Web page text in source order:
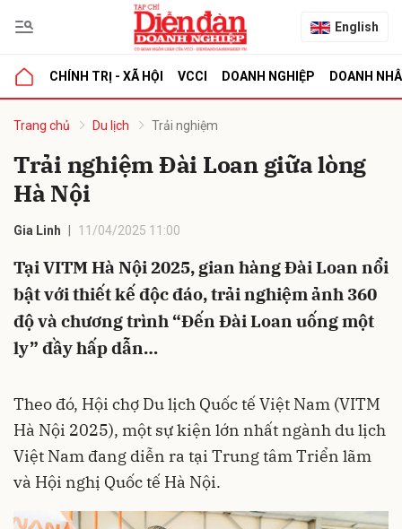
English
CHÍNH TRỊ - XÃ HỘI VCCI DOANH NGHIỆP DOANH
Trang chủ Du lịch Trải nghiệm
Trải nghiệm Đài Loan giữa lòng
Hà Nội
Gia Linh 11/04/2025 11:00
Tại VITM Hà Nội 2025, gian hàng Đài Loan nổi
bật với thiết kế độc đáo, trải nghiệm ảnh 360
độ và chương trình “Đến Đài Loan uống một
ly” đầy hấp dẫn…
Theo đó, Hội chợ Du lịch Quốc tế Việt Nam (VITM
Hà Nội 2025), một sự kiện lớn nhất ngành du lịch
Việt Nam đang diễn ra tại Trung tâm Triển lãm
và Hội nghị Quốc tế Hà Nội.
luận
Hủy